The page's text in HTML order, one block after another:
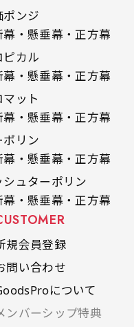
ポンジ
幕・懸垂幕・正方幕
ピカル
幕・懸垂幕・正方幕
マット
幕・懸垂幕・正方幕
ポリン
幕・懸垂幕・正方幕
シュターポリン
幕・懸垂幕・正方幕
規会員登録
問い合わせ
について
ンバーシップ特典